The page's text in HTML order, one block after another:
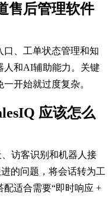
售后管理软件
、工单状态管理和知
人和AI辅助能力。关键
开始就过度复杂。
应该怎么
、访客识别和机器人接
的问题，将会话转为工
适合需要“即时响应 +